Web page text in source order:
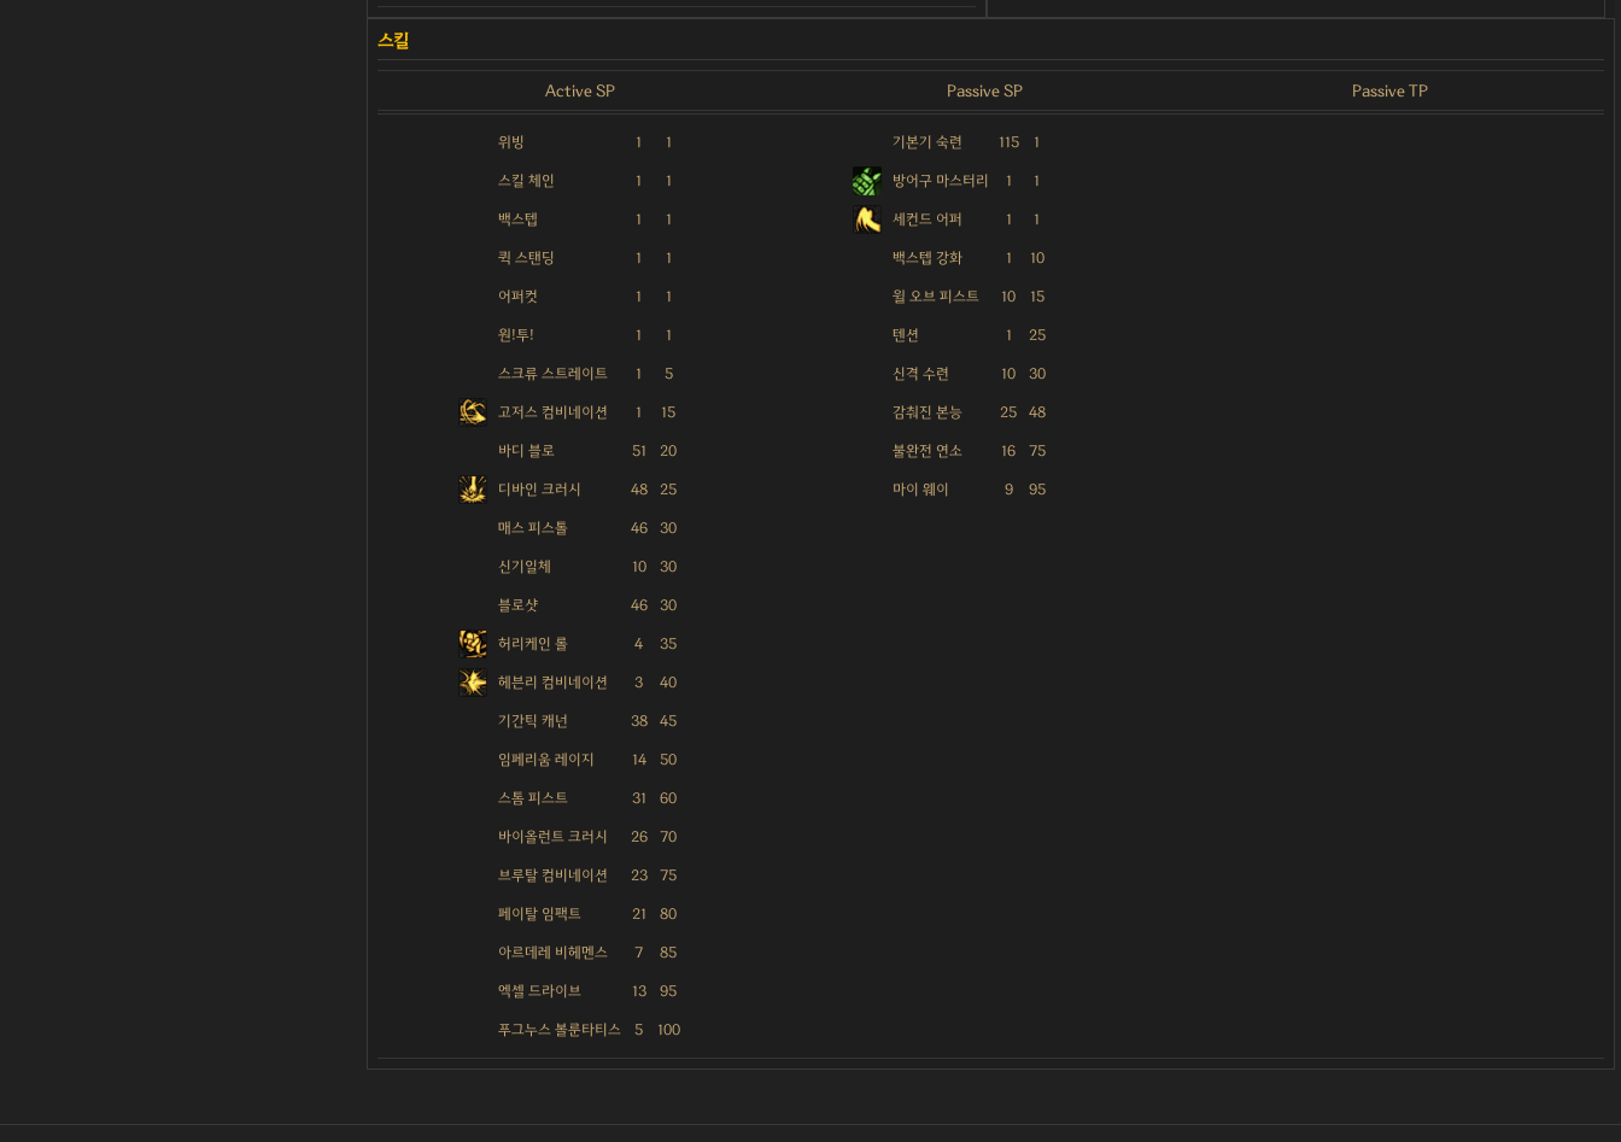
Active SP Passive SP Passive TP
위빙 1 1
스킬 체인 1 1
백스텝 1 1
퀵 스탠딩 1 1
어퍼컷 1 1
원!투! 1 1
스크류 스트레이트 1 5
고저스 컴비네이션 1 15
바디 블로 51 20
디바인 크러시 48 25
매스 피스톨 46 30
신기일체 10 30
블로샷 46 30
허리케인 롤 4 35
헤븐리 컴비네이션 3 40
기간틱 캐넌 38 45
임페리움 레이지 14 50
스톰 피스트 31 60
바이올런트 크러시 26 70
브루탈 컴비네이션 23 75
페이탈 임팩트 21 80
아르데레 비헤멘스 7 85
엑셀 드라이브 13 95
푸그누스 볼룬타티스 5 100
기본기 숙련 115 1
방어구 마스터리 1 1
세컨드 어퍼 1 1
백스텝 강화 1 10
윌 오브 피스트 10 15
텐션 1 25
신격 수련 10 30
감춰진 본능 25 48
불완전 연소 16 75
마이 웨이 9 95